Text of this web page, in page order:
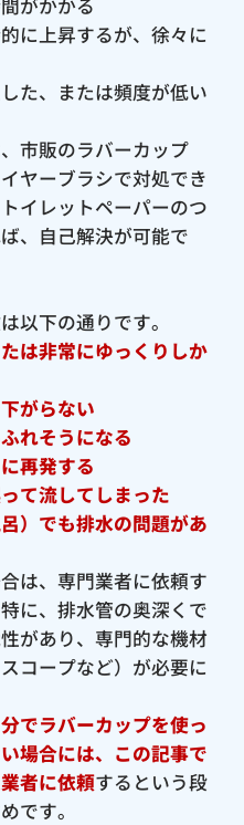
に上昇するが、徐々に
た、または頻度が低い
市販のラバーカップ
ヤーブラシで対処でき
イレットペーパーのつ
、自己解決が可能で
以下の通りです。
は非常にゆっくりしか
がらない
れそうになる
再発する
て流してしまった
）でも排水の問題があ
は、専門業者に依頼す
に、排水管の奥深くで
があり、専門的な機材
コープなど）が必要に
でラバーカップを使っ
場合には、この記事で
業者に依頼するという段
です。